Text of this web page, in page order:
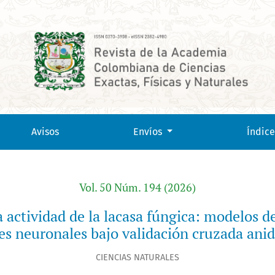
de aprendizaje superficial versus redes
Avisos Envíos
Vol. 50 Núm. 194 (2026)
de la lacasa fúngica: modelos
neuronales bajo validación cruzada
CIENCIAS NATURALES